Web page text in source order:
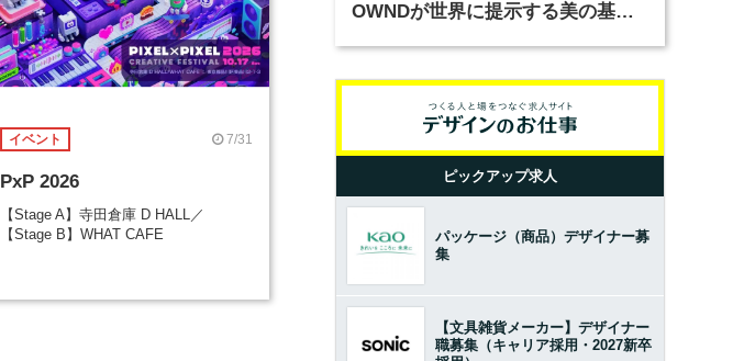
イベント 7/31
PxP 2026
【Stage A】寺田倉庫 D HALL／
【Stage B】WHAT CAFE
OWNDが世界に提示する美の基準
ピックアップ求人
パッケージ（商品）デザイナー募
集
【文具雑貨メーカー】デザイナー
職募集（キャリア採用・2027新卒